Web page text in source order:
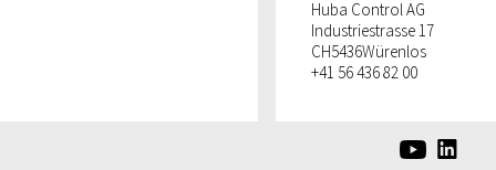
Huba Control AG
Industriestrasse 17
CH5436Würenlos
+41 56 436 82 00
e d